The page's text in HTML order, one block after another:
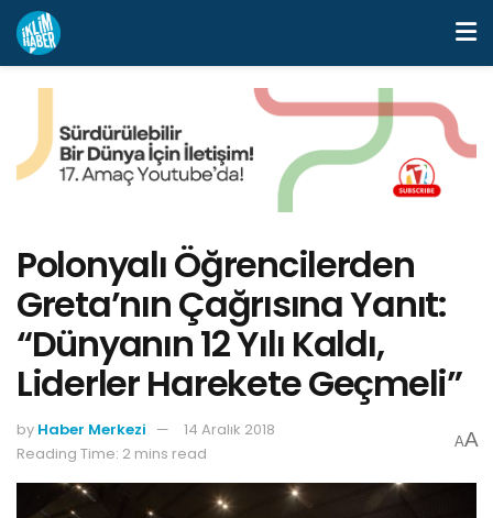
Polonyalı Öğrencilerden
Greta’nın Çağrısına Yanıt:
“Dünyanın 12 Yılı Kaldı,
Liderler Harekete Geçmeli”
by Haber Merkezi
14 Aralık 2018
Reading Time: 2 mins read
AA